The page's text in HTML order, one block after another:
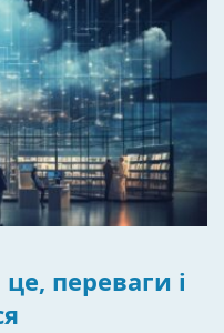
переваги і